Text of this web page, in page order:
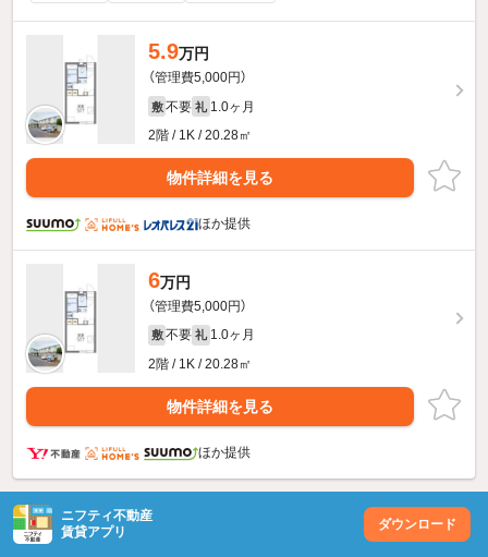
5.9万円
（管理費5,000円）
敷 不要 礼 1.0ヶ月
2階 / 1K / 20.28㎡
物件詳細を見る
ほか提供
6万円
（管理費5,000円）
敷 不要 礼 1.0ヶ月
2階 / 1K / 20.28㎡
物件詳細を見る
ほか提供
ニフティ不動産
賃貸アプリ
ダウンロード